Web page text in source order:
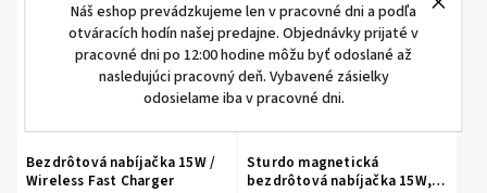
Náš eshop prevádzkujeme len v pracovné dni a podľa
otváracích hodín našej predajne. Objednávky prijaté v
pracovné dni po 12:00 hodine môžu byť odoslané až
nasledujúci pracovný deň. Vybavené zásielky
odosielame iba v pracovné dni.
Bezdrôtová nabíjačka 15W /
Wireless Fast Charger
Sturdo magnetická
bezdrôtová nabíjačka 15W,